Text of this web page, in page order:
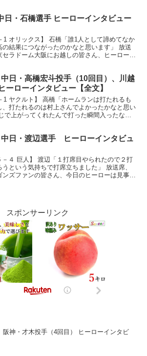
・石橋選手 ヒーローインタビュー
1 オリックス】 石橋「誰1人として諦めてなか
の結果につながったのかなと思います」 放送
セラドーム大阪にお越しの皆さん、ヒーローイ
日・高橋宏斗投手（10回目）、川越
ローインタビュー【全文】
1 ヤクルト】 高橋「ホームランは打たれるも
、打たれるのは村上さんでよかったかなと思い
で上がってくれたんで打った瞬間入ったなと
日・渡辺選手 ヒーローインタビュ
－４ 巨人】 渡辺「１打席目やられたので２打
という気持ちで打席立ちました」 放送席、
ズファンの皆さん、今日のヒーローは見事な
スポンサーリンク
神・才木投手（4回目） ヒーローインタビ